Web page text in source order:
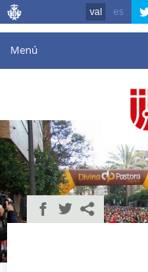
val es
Menú
Agenda
Instal·lacions
Comunicació
València en esport